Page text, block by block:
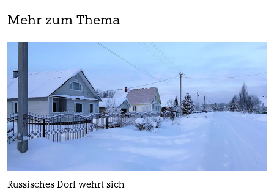
Mehr zum Thema
Russisches Dorf wehrt sich